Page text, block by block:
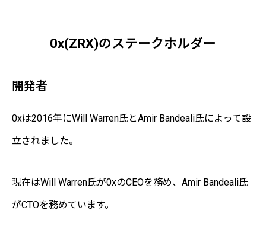
0x(ZRX)のステークホルダー
開発者
0xは2016年にWill Warren氏とAmir Bandeali氏によって設
立されました。
現在はWill Warren氏が0xのCEOを務め、Amir Bandeali氏
がCTOを務めています。